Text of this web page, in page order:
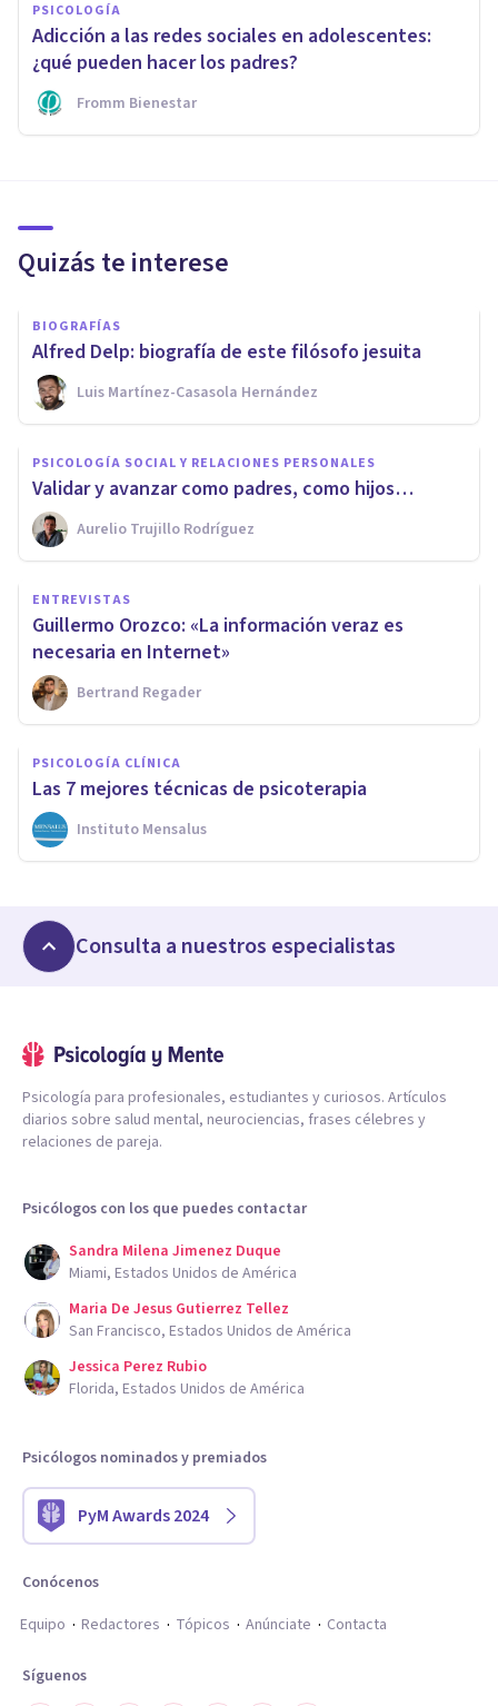
PSICOLOGÍA
Adicción a las redes sociales en adolescentes:
¿qué pueden hacer los padres?
Fromm Bienestar
Quizás te interese
BIOGRAFÍAS
Alfred Delp: biografía de este filósofo jesuita
Luis Martínez-Casasola Hernández
PSICOLOGÍA SOCIAL Y RELACIONES PERSONALES
Validar y avanzar como padres, como hijos…
Aurelio Trujillo Rodríguez
ENTREVISTAS
Guillermo Orozco: «La información veraz es
necesaria en Internet»
Bertrand Regader
PSICOLOGÍA CLÍNICA
Las 7 mejores técnicas de psicoterapia
Instituto Mensalus
Consulta a nuestros especialistas
Psicología para profesionales, estudiantes y curiosos. Artículos
diarios sobre salud mental, neurociencias, frases célebres y
relaciones de pareja.
Psicólogos con los que puedes contactar
Sandra Milena Jimenez Duque
Miami, Estados Unidos de América
Maria De Jesus Gutierrez Tellez
San Francisco, Estados Unidos de América
Jessica Perez Rubio
Florida, Estados Unidos de América
Psicólogos nominados y premiados
PyM Awards 2024
Conócenos
Equipo
Redactores Tópicos Anúnciate Contacta
Síguenos